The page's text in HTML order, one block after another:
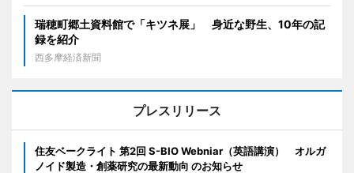
瑞穂町郷土資料館で「キツネ展」 身近な野生、10年の記
録を紹介
西多摩経済新聞
プレスリリース
住友ベークライト 第2回 S-BIO Webniar（英語講演） オルガ
ノイド製造・創薬研究の最新動向 のお知らせ